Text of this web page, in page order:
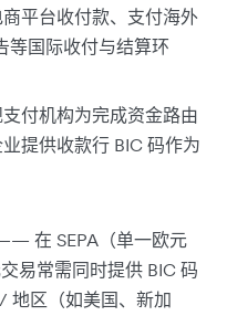
平台收付款、支付海外
等国际收付与结算环
付机构为完成资金路由
提供收款行 BIC 码作为
在 SEPA（单一欧元
易常需同时提供 BIC 码
地区（如美国、新加